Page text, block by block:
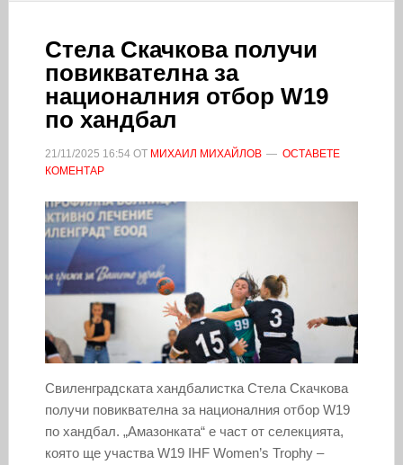
Стела Скачкова получи
повиквателна за
националния отбор W19
по хандбал
21/11/2025 16:54ОТ МИХАИЛ МИХАЙЛОВ
ОСТАВЕТЕ
КОМЕНТАР
Свиленградската хандбалистка Стела Скачкова
получи повиквателна за националния отбор W19
по хандбал. „Амазонката“ е част от селекцията,
която ще участва W19 IHF Women’s Trophy –